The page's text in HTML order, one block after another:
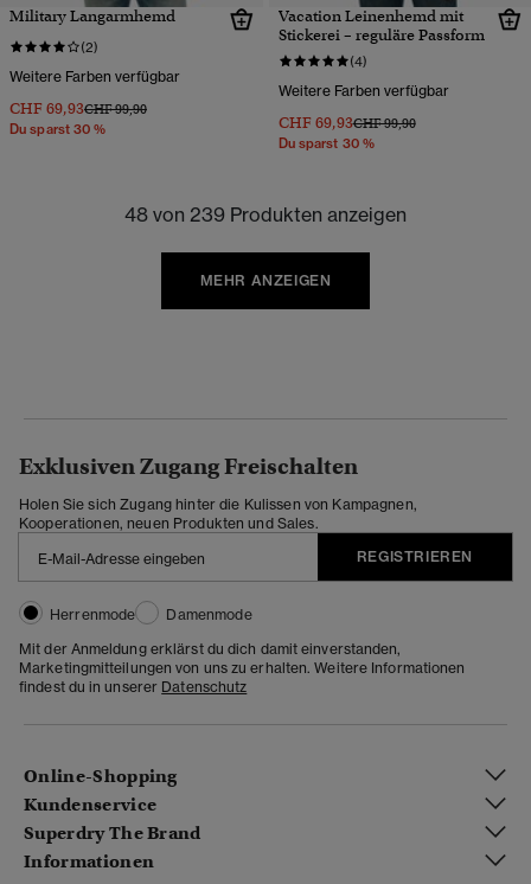
Military Langarmhemd
(2)
Weitere Farben verfügbar
CHF 69,93Preis wurde reduziert von
CHF 99,90bis
Du sparst 30 %
Vacation Leinenhemd mit
Stickerei – reguläre Passform
(4)
Weitere Farben verfügbar
CHF 69,93Preis wurde reduziert von
CHF 99,90bis
Du sparst 30 %
48 von 239 Produkten anzeigen
MEHR ANZEIGEN
Exklusiven Zugang Freischalten
Holen Sie sich Zugang hinter die Kulissen von Kampagnen,
Kooperationen, neuen Produkten und Sales.
REGISTRIEREN
Herrenmode
Damenmode
Mit der Anmeldung erklärst du dich damit einverstanden,
Marketingmitteilungen von uns zu erhalten. Weitere Informationen
findest du in unserer Datenschutz
Online-Shopping
Kundenservice
Superdry The Brand
Informationen